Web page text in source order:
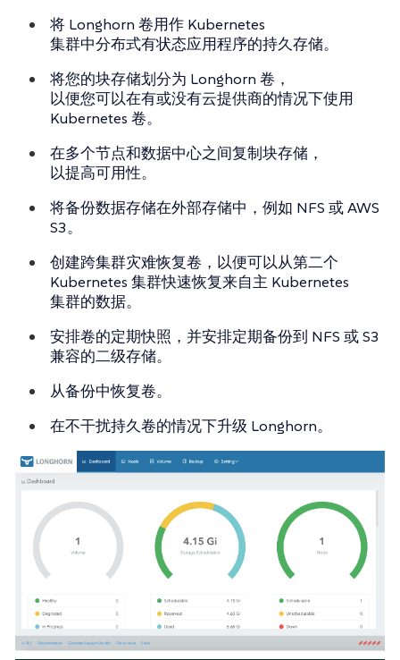
将 Longhorn 卷用作 Kubernetes
集群中分布式有状态应用程序的持久存储。
将您的块存储划分为 Longhorn 卷，
以便您可以在有或没有云提供商的情况下使用
Kubernetes 卷。
在多个节点和数据中心之间复制块存储，
以提高可用性。
将备份数据存储在外部存储中，例如 NFS 或 AWS
S3。
创建跨集群灾难恢复卷，以便可以从第二个
Kubernetes 集群快速恢复来自主 Kubernetes
集群的数据。
安排卷的定期快照，并安排定期备份到 NFS 或 S3
兼容的二级存储。
从备份中恢复卷。
在不干扰持久卷的情况下升级 Longhorn。